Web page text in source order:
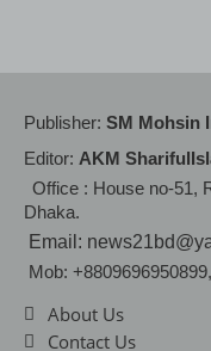
Publisher: SM Mohsin
Editor: AKM
Office : House no-51,
Dhaka.
Email:
Mob:
About Us
Contact Us